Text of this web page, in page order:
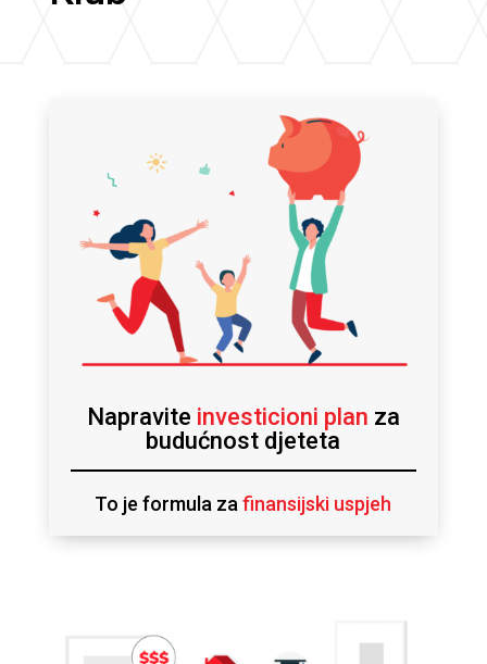
Napravite investicioni plan za
budućnost djeteta
To je formula zafinansijski uspjeh